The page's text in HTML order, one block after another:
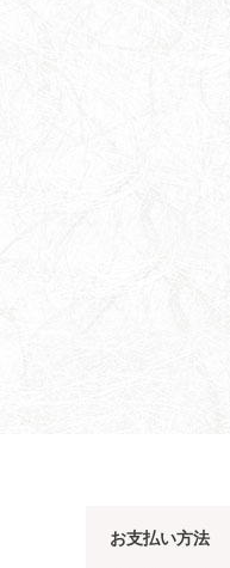
お支払い方法